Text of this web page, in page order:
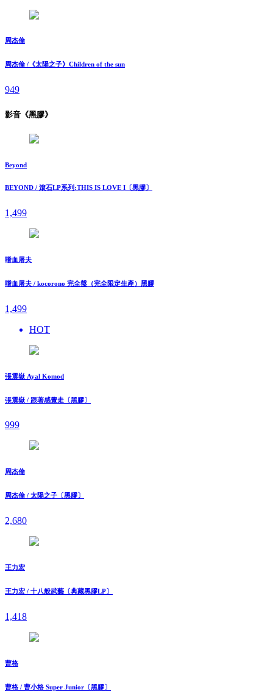
周杰倫
周杰倫 /《太陽之子》Children of the sun
949
影音《黑膠》
Beyond
BEYOND / 滾石LP系列:THIS IS LOVE I〔黑膠〕
1,499
嗜血屠夫
嗜血屠夫 / kocorono 完全盤（完全限定生產）黑膠
1,499
HOT
張震嶽 Ayal Komod
張震嶽 / 跟著感覺走〔黑膠〕
999
周杰倫
周杰倫 / 太陽之子〔黑膠〕
2,680
王力宏
王力宏 / 十八般武藝〔典藏黑膠LP〕
1,418
曹格
曹格 / 曹小格 Super Junior〔黑膠〕